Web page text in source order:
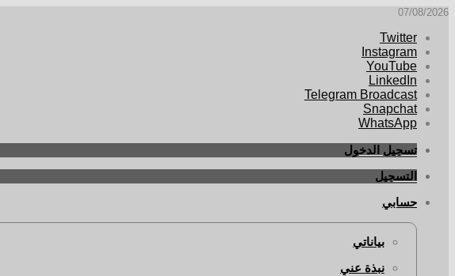
07/08/2026
Twitter
Instagram
YouTube
LinkedIn
Telegram Broadcast
Snapchat
WhatsApp
تسجيل الدخول
التسجيل
حسابي
بياناتي
نبذة عني